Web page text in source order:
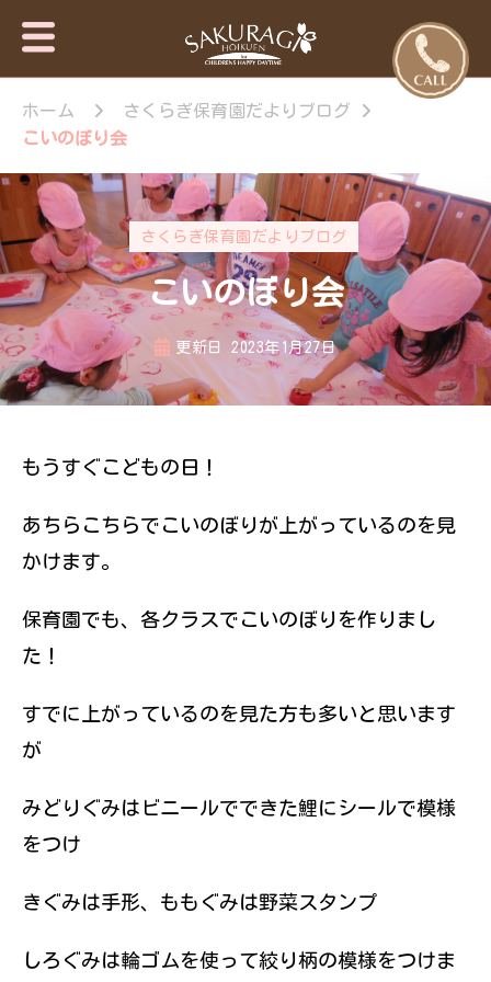
保育園・東
京日の出
野市【さく
らぎ保育
園】
について · 園施
特色 · 入園のご
案内 · 未就園児
教室 · 園のいち
日 · 年間行事 ·
さくらぎ保育園
だより · さくら
ぎ保育園 。子
ども達はもちろ
ん私達大人も認
められ、認め合
う喜びを感じな
と思っていま
ホーム
さくらぎ保育園だよりブログ
こいのぼり会
さくらぎ保育園だよりブログ
こいのぼり会
更新日2023年1月27日
もうすぐこどもの日！
あちらこちらでこいのぼりが上がっているのを見
かけます。
保育園でも、各クラスでこいのぼりを作りまし
た！
すでに上がっているのを見た方も多いと思います
が
みどりぐみはビニールでできた鯉にシールで模様
をつけ
きぐみは手形、ももぐみは野菜スタンプ
しろぐみは輪ゴムを使って絞り柄の模様をつけま